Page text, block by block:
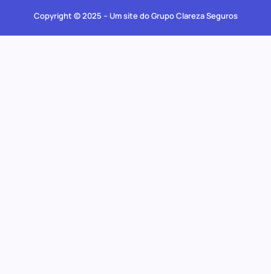
Copyright © 2025 – Um site do Grupo Clareza Seguros